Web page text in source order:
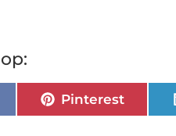
Pinterest